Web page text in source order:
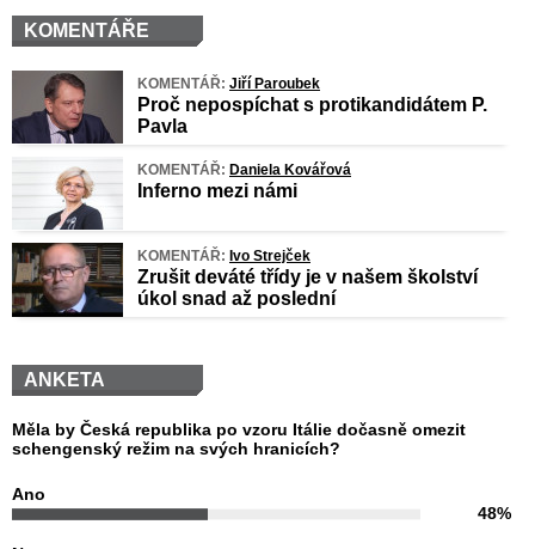
KOMENTÁŘE
KOMENTÁŘ: Jiří Paroubek
Proč nepospíchat s protikandidátem P.
Pavla
KOMENTÁŘ: Daniela Kovářová
Inferno mezi námi
KOMENTÁŘ: Ivo Strejček
Zrušit deváté třídy je v našem školství
úkol snad až poslední
ANKETA
Měla by Česká republika po vzoru Itálie dočasně omezit
schengenský režim na svých hranicích?
Ano
48%